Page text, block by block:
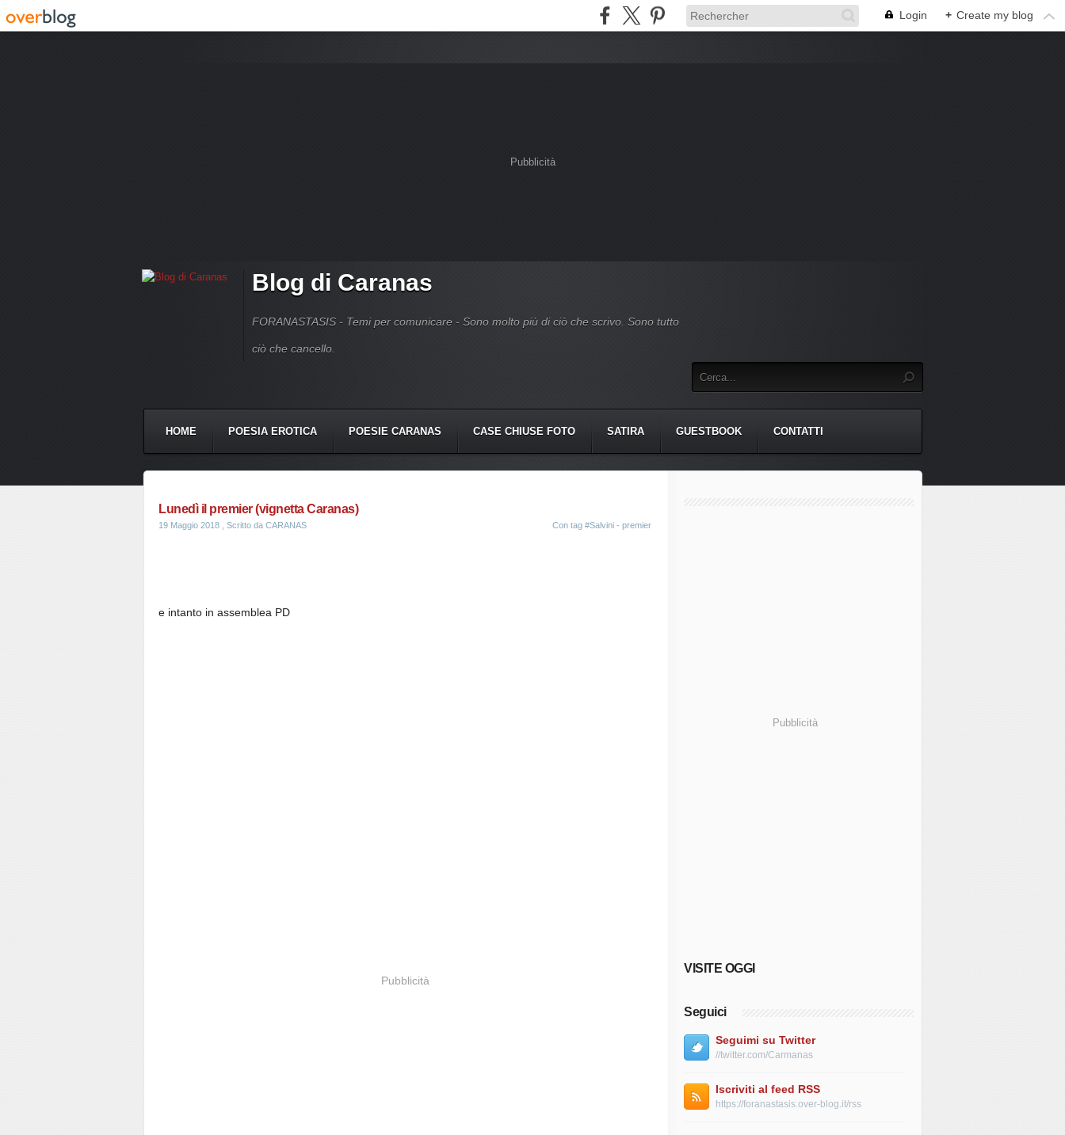
Login + Create my blog
Pubblicità
Blog di Caranas
FORANASTASIS - Temi per comunicare - Sono molto più di ciò che scrivo. Sono tutto
ciò che cancello.
HOME POESIA EROTICA POESIE CARANAS CASE CHIUSE FOTO SATIRA GUESTBOOK CONTATTI
Lunedì il premier (vignetta Caranas)
19 Maggio 2018 , Scritto da CARANAS Con tag #Salvini - premier
e intanto in assemblea PD
Pubblicità
Pubblicità
VISITE OGGI
Seguici
Seguimi su Twitter
//twitter.com/Carmanas
Iscriviti al feed RSS
https://foranastasis.over-blog.it/rss